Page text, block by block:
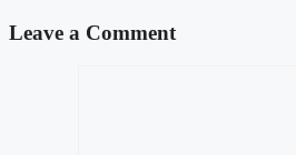
Leave a Comment